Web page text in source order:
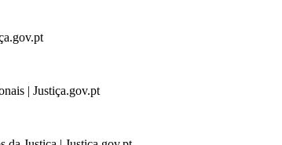
| Justiça.gov.pt